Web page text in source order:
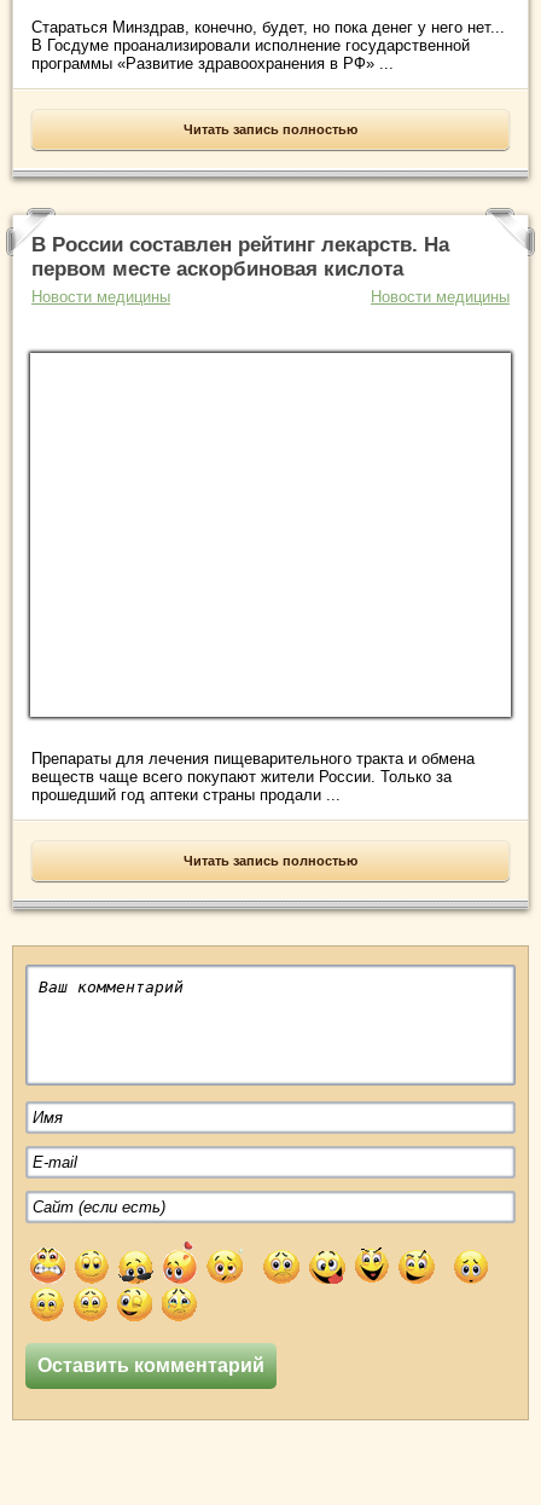
Стараться Минздрав, конечно, будет, но пока денег у него нет...
В Госдуме проанализировали исполнение государственной
программы «Развитие здравоохранения в РФ» ...
Читать запись полностью
В России составлен рейтинг лекарств. На
первом месте аскорбиновая кислота
Новости медицины Новости медицины
Препараты для лечения пищеварительного тракта и обмена
веществ чаще всего покупают жители России. Только за
прошедший год аптеки страны продали ...
Читать запись полностью